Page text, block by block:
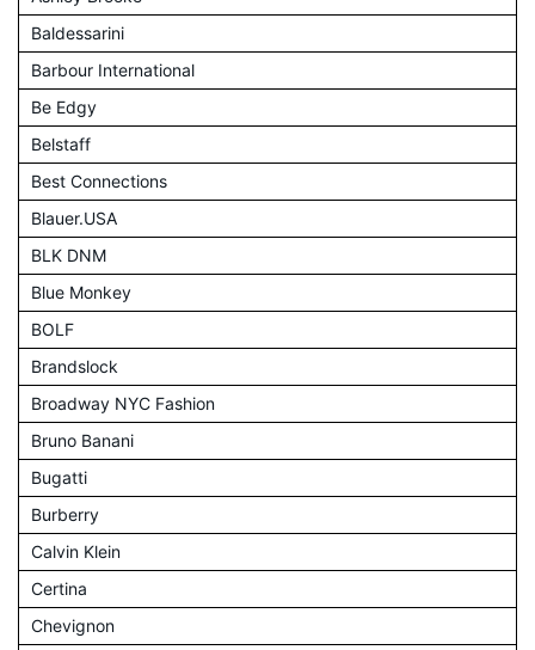
Baldessarini
Barbour International
Be Edgy
Belstaff
Best Connections
Blauer.USA
BLK DNM
Blue Monkey
BOLF
Brandslock
Broadway NYC Fashion
Bruno Banani
Bugatti
Burberry
Calvin Klein
Certina
Chevignon